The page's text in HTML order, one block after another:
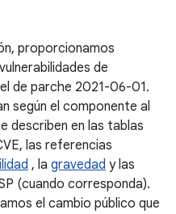
proporcionamos
de
de parche 2021-06-01.
según el componente al
describen en las tablas
las referencias
, la gravedad y las
(cuando corresponda).
el cambio público que